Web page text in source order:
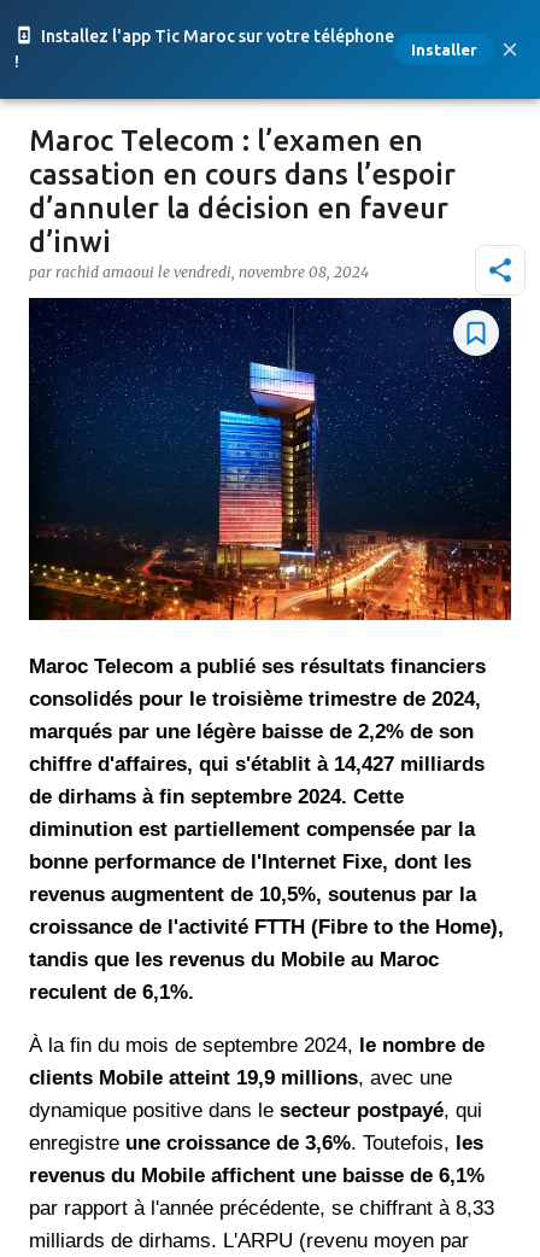
Installez l'app Tic Maroc sur votre téléphone
!
Installer
Accéder au contenu principal
Maroc Telecom : l’examen en
cassation en cours dans l’espoir
d’annuler la décision en faveur
d’inwi
par rachid amaoui le vendredi, novembre 08, 2024
Maroc Telecom a publié ses résultats financiers
consolidés pour le troisième trimestre de 2024,
marqués par une légère baisse de 2,2% de son
chiffre d'affaires, qui s'établit à 14,427 milliards
de dirhams à fin septembre 2024. Cette
diminution est partiellement compensée par la
bonne performance de l'Internet Fixe, dont les
revenus augmentent de 10,5%, soutenus par la
croissance de l'activité FTTH (Fibre to the Home),
tandis que les revenus du Mobile au Maroc
reculent de 6,1%.
À la fin du mois de septembre 2024, le nombre de
clients Mobile atteint 19,9 millions, avec une
dynamique positive dans le secteur postpayé, qui
enregistre une croissance de 3,6%. Toutefois, les
revenus du Mobile affichent une baisse de 6,1%
par rapport à l'année précédente, se chiffrant à 8,33
milliards de dirhams. L'ARPU (revenu moyen par